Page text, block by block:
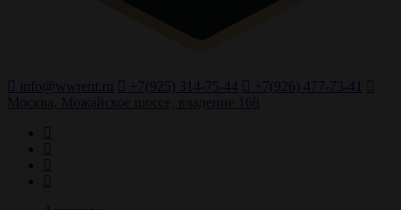
info@wwrent.ru +7(925) 314-75-44
+7(926) 477-73-41